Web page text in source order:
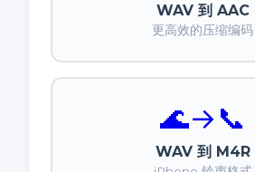
WAV 到 AAC
更高效的压缩编码
🌊→📞
WAV 到 M4R